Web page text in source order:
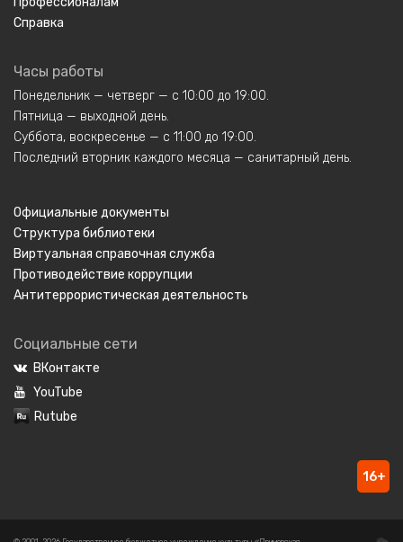
Справка
Часы работы
Понедельник — четверг — с 10:00 до 19:00.
Пятница — выходной день.
Суббота, воскресенье — с 11:00 до 19:00.
Последний вторник каждого месяца — санитарный день.
Официальные документы
Структура библиотеки
Виртуальная справочная служба
Противодействие коррупции
Антитеррористическая деятельность
Социальные сети
ВКонтакте
YouTube
Rutube
16+